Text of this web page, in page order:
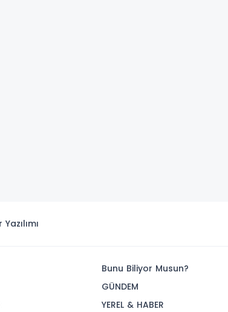
Bunu Biliyor Musun?
GÜNDEM
YEREL & HABER